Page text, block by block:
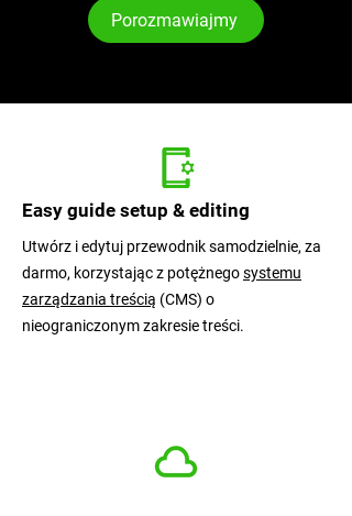
Porozmawiajmy
Easy guide setup & editing
Utwórz i edytuj przewodnik samodzielnie, za
darmo, korzystając z potężnegosystemu
zarządzania treścią (CMS) o
nieograniczonym zakresie treści.